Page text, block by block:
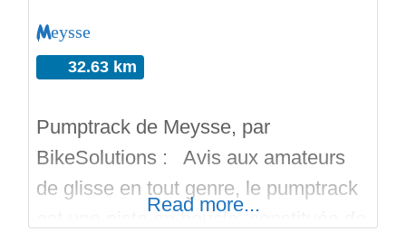
Meysse
32.63 km
Pumptrack de Meysse, par
BikeSolutions : Avis aux amateurs
de glisse en tout genre, le pumptrack
est une piste en boucle, constituée de
Read more...